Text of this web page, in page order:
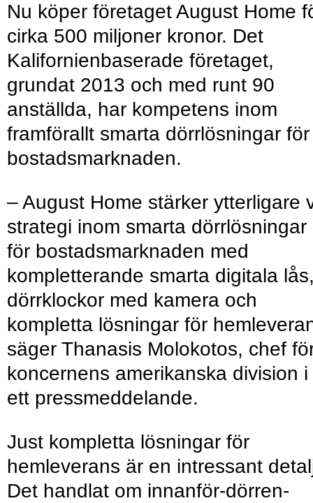
Nu köper företaget August Home
cirka 500 miljoner kronor. Det
Kalifornienbaserade företaget,
grundat 2013 och med runt 90
anställda, har kompetens inom
framförallt smarta dörrlösningar för
bostadsmarknaden.
– August Home stärker ytterligare
strategi inom smarta dörrlösningar
för bostadsmarknaden med
kompletterande smarta digitala
dörrklockor med kamera och
kompletta lösningar för
säger Thanasis Molokotos, chef
koncernens amerikanska division i
ett pressmeddelande.
Just kompletta lösningar för
hemleverans är en intressant
Det handlat om innanför-dörren-